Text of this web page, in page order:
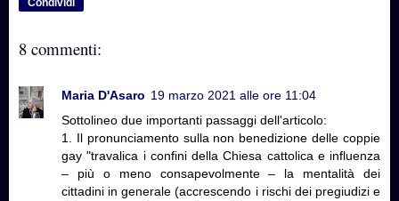
Condividi
8 commenti:
Maria D'Asaro 19 marzo 2021 alle ore 11:04
Sottolineo due importanti passaggi dell'articolo:
1. Il pronunciamento sulla non benedizione delle coppie
gay "travalica i confini della Chiesa cattolica e influenza
– più o meno consapevolmente – la mentalità dei
cittadini in generale (accrescendo i rischi dei pregiudizi e